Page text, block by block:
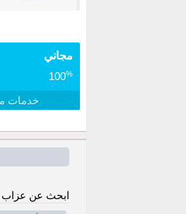
مجاني
100%
خدمات
ابحث عن